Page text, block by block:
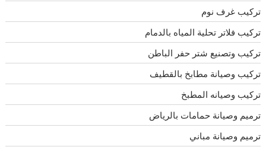
تركيب غرف نوم
تركيب فلاتر تحلية المياه بالدمام
تركيب وتصنيع شتر حفر الباطن
تركيب وصيانة مطابخ بالقطيف
تركيب وصيانه المطبخ
ترميم وصيانة حمامات بالرياض
ترميم وصيانة مباني